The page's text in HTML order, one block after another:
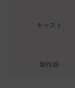
キャスト
製作国